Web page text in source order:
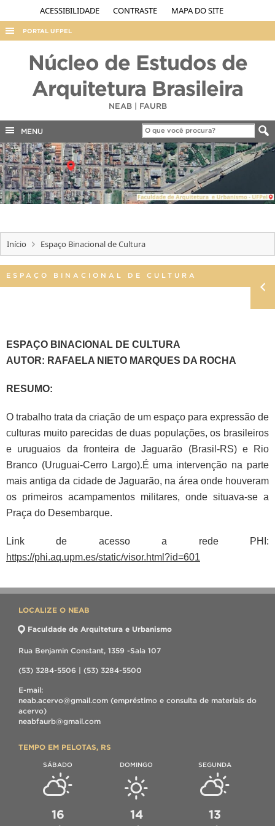
ACESSIBILIDADE CONTRASTE MAPA DO SITE
PORTAL UFPEL
AUDITORIA
COBALTO
EDITAIS
INTERNACIONAL
OUVIDORIA
PORTARIAS
Núcleo de Estudos de
Arquitetura Brasileira
NEAB | FAURB
MENU
Início Espaço Binacional de Cultura
ESPAÇO BINACIONAL DE CULTURA
ESPAÇO BINACIONAL DE CULTURA
AUTOR: RAFAELA NIETO MARQUES DA ROCHA
RESUMO:
O trabalho trata da criação de um espaço para expressão de
culturas muito parecidas de duas populações, os brasileiros
e uruguaios da fronteira deJaguarão (Brasil-RS) e Rio
Branco (Uruguai-Cerro Largo).É uma intervenção na parte
mais antiga da cidade de Jaguarão, na área onde houveram
os primeiros acampamentos militares, onde situava-se a
Praça do Desembarque.
Link de acesso a rede PHI:
https://phi.aq.upm.es/static/visor.html?id=601
LOCALIZE O NEAB
Faculdade de Arquitetura e Urbanismo
Rua Benjamin Constant, 1359 -Sala 107
(53) 3284-5506 | (53) 3284-5500
E-mail:
neab.acervo@gmail.com (empréstimo e consulta de materiais do
acervo)
neabfaurb@gmail.com
TEMPO EM PELOTAS, RS
SÁBADO
16
DOMINGO
14
SEGUNDA
13